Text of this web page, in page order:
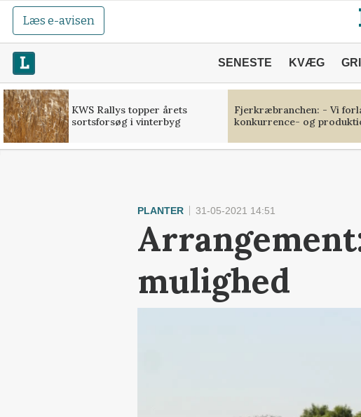
Læs e-avisen
SENESTE KVÆG
KWS Rallys topper årets
sortsforsøg i vinterbyg
Fjerkræbranchen: - Vi
konkurrence- og
PLANTER 31-05-2021 14:51
mulighed